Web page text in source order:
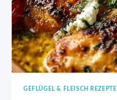
GEFLÜGEL & FLEISCH REZEPTE